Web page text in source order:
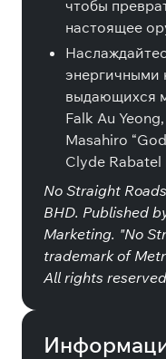
чтобы
настоящее
энергичными
выдающихся
Falk Au
Masahiro
Clyde
No Straight
BHD. Published
Marketing. "No
trademark of
All rights